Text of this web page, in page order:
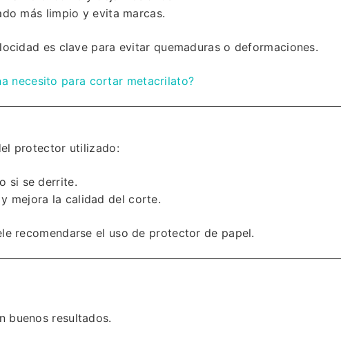
más limpio y evita marcas.
es clave para evitar quemaduras o deformaciones.
necesito para cortar metacrilato?
protector utilizado:
si se derrite.
mejora la calidad del corte.
recomendarse el uso de protector de papel.
buenos resultados.